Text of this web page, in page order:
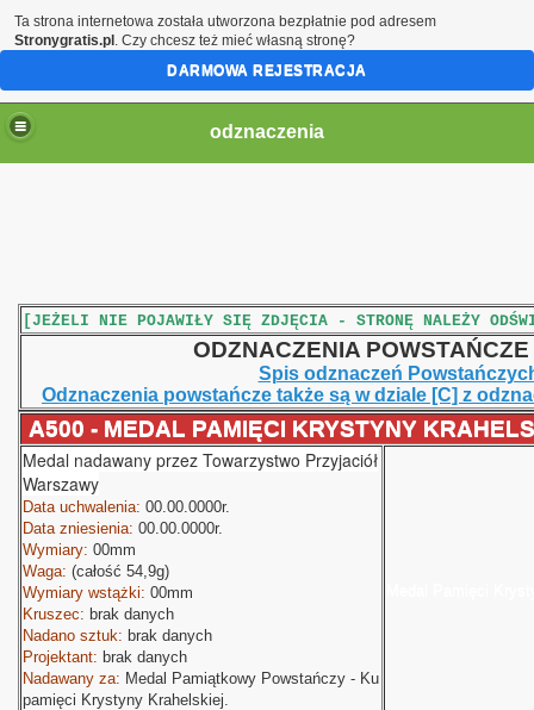
odznaczenia
[JEŻELI NIE POJAWIŁY SIĘ ZDJĘCIA - STRONĘ NALEŻY
ODZNACZENIA POWSTAŃCZE
Spis odznaczeń
Odznaczenia powstańcze także są w dziale [C] z
A500 - MEDAL PAMIĘCI KRYSTYNY
Medal nadawany przez Towarzystwo Przyjaciół
Warszawy
Data uchwalenia: 00.00.0000r.
Data zniesienia: 00.00.0000r.
Wymiary: 00mm
Waga: (całość 54,9g)
Wymiary wstążki: 00mm
Kruszec: brak danych
Nadano sztuk: brak danych
Projektant: brak danych
Nadawany za: Medal Pamiątkowy Powstańczy - Ku
pamięci Krystyny Krahelskiej.
Ta strona internetowa została utworzona bezpłatnie pod adresem
Stronygratis.pl . Czy chcesz też mieć własną stronę?
DARMOWA REJESTRACJA